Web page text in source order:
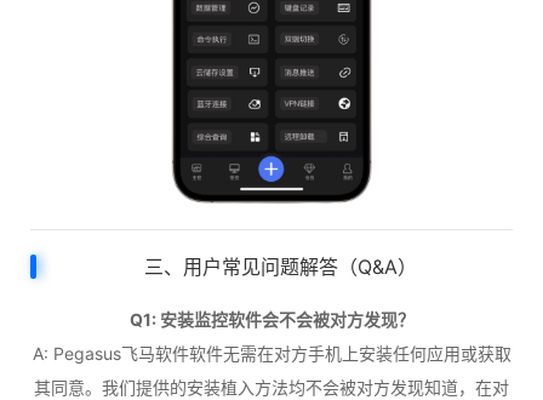
三、用户常见问题解答（Q&A）
Q1: 安装监控软件会不会被对方发现？
A: Pegasus飞马软件软件无需在对方手机上安装任何应用或获取
其同意。我们提供的安装植入方法均不会被对方发现知道，在对